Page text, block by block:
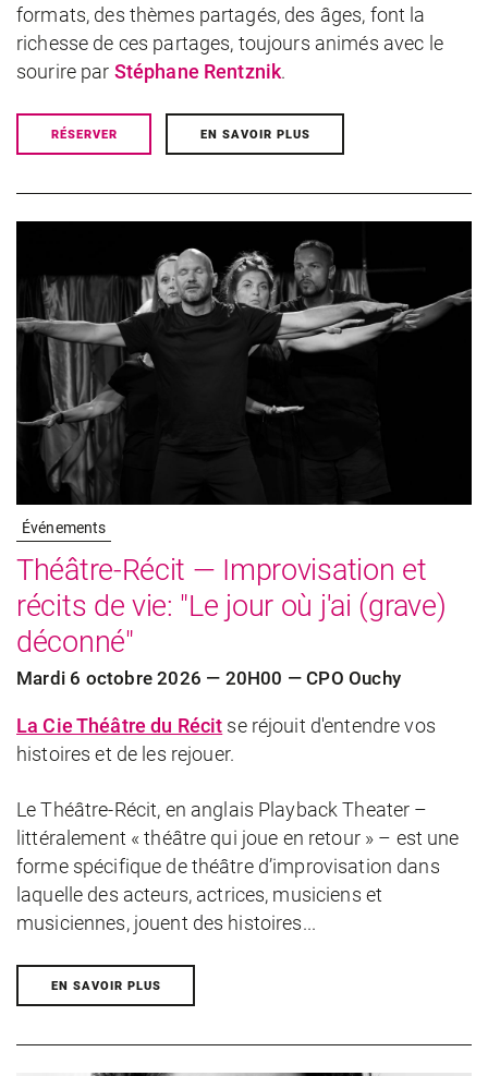
formats, des thèmes partagés, des âges, font la
richesse de ces partages, toujours animés avec le
sourire par Stéphane Rentznik.
RÉSERVER EN SAVOIR PLUS
Événements
Théâtre-Récit — Improvisation et
récits de vie: "Le jour où j'ai (grave)
déconné"
Mardi 6 octobre 2026 — 20H00 — CPO Ouchy
La Cie Théâtre du Récit se réjouit d'entendre vos
histoires et de les rejouer.
Le Théâtre-Récit, en anglais Playback Theater –
littéralement « théâtre qui joue en retour » – est une
forme spécifique de théâtre d’improvisation dans
laquelle des acteurs, actrices, musiciens et
musiciennes, jouent des histoires...
EN SAVOIR PLUS